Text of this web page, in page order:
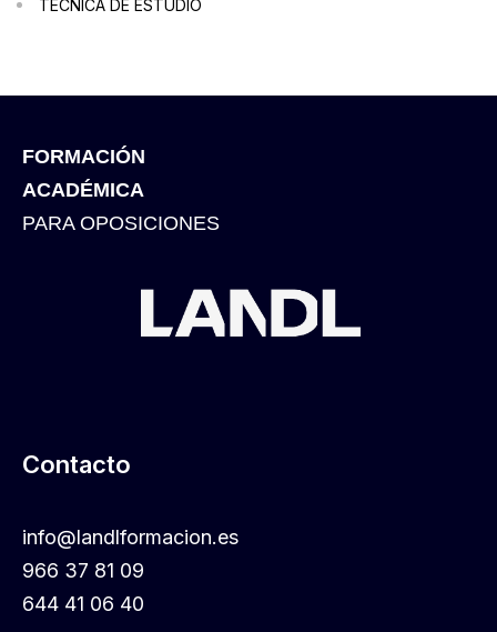
TECNICA DE ESTUDIO
FORMACIÓN
ACADÉMICA
PARA OPOSICIONES
Contacto
info@landlformacion.es
966 37 81 09
644 41 06 40